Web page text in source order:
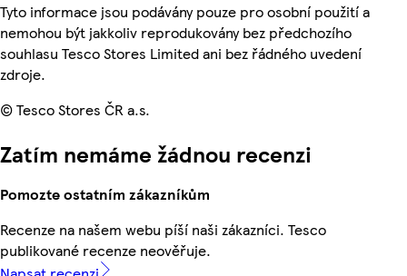
Tyto informace jsou podávány pouze pro osobní použití a
nemohou být jakkoliv reprodukovány bez předchozího
souhlasu Tesco Stores Limited ani bez řádného uvedení
zdroje.
© Tesco Stores ČR a.s.
Zatím nemáme žádnou recenzi
Pomozte ostatním zákazníkům
Recenze na našem webu píší naši zákazníci. Tesco
publikované recenze neověřuje.